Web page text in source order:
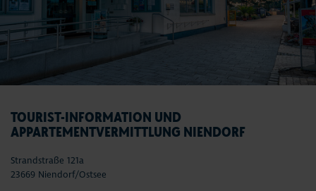
TOURIST-INFORMATION UND
APPARTEMENTVERMITTLUNG NIENDORF
Strandstraße 121a
23669 Niendorf/Ostsee